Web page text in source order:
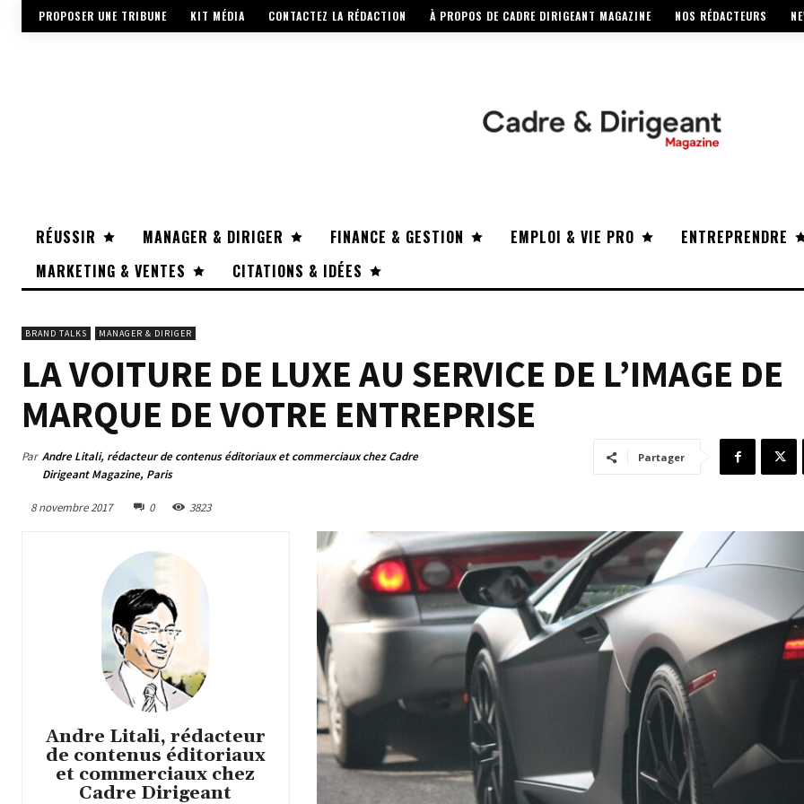
PROPOSER UNE TRIBUNE KIT MÉDIA CONTACTEZ LA RÉDACTION À PROPOS DE CADRE DIRIGEANT MAGAZINE NOS RÉDACTEURS
RÉUSSIR MANAGER & DIRIGER FINANCE & GESTION EMPLOI & VIE PRO
ENTREPRENDRE
MARKETING & VENTES
CITATIONS & IDÉES
BRAND TALKS MANAGER & DIRIGER
LA VOITURE DE LUXE AU SERVICE DE L’IMAGE DE
MARQUE DE VOTRE ENTREPRISE
Par Andre Litali, rédacteur de contenus éditoriaux et commerciaux chez Cadre
Dirigeant Magazine, Paris
8 novembre 2017 0 3823
Partager
Andre Litali, rédacteur
de contenus éditoriaux
et commerciaux chez
Cadre Dirigeant